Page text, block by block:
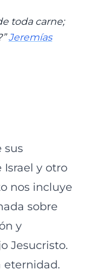
toda carne;
Jeremías
sus
Israel y otro
nos incluye
sobre
y
Jesucristo.
eternidad.